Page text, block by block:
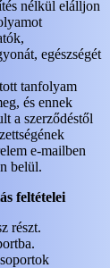
nélkül elálljon
egészségét
tanfolyam
és ennek
a szerződéstől
e-mailben
belül.
feltételei
részt.